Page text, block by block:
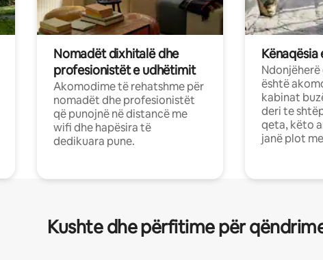
Nomadët dixhitalë dhe
profesionistët e udhëtimit
Akomodime të rehatshme për
nomadët dhe profesionistët
që punojnë në distancë me
wifi dhe hapësira të
dedikuara pune.
Kënaqësia
është
kabinat
deri te
qeta, këto
janë plot
Kushte dhe përfitime për